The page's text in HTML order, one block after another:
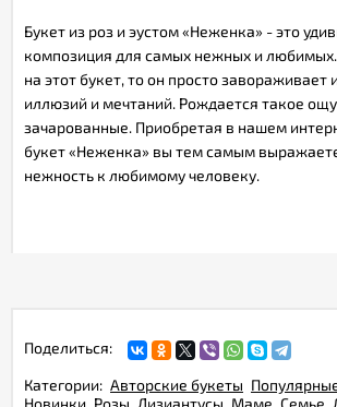
Букет из роз и эустом «Неженка» - это
композиция для самых нежных и
на этот букет, то он просто завораживает
иллюзий и мечтаний. Рождается такое
зачарованные. Приобретая в нашем
букет «Неженка» вы тем самым
нежность к любимому человеку.
Поделиться:
Категории: Авторские букеты
Новинки Розы Лизиантусы Маме Семье